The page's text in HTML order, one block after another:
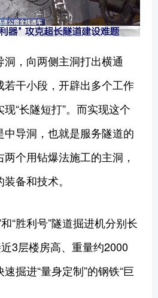
，向两侧主洞打出横通
干小段，开辟出多个工作
“长隧短打”。而实现这个
导洞，也就是服务隧道的
个用钻爆法施工的主洞，
备和技术。
胜利号”隧道掘进机分别长
3层楼房高、重量约2000
掘进“量身定制”的钢铁“巨